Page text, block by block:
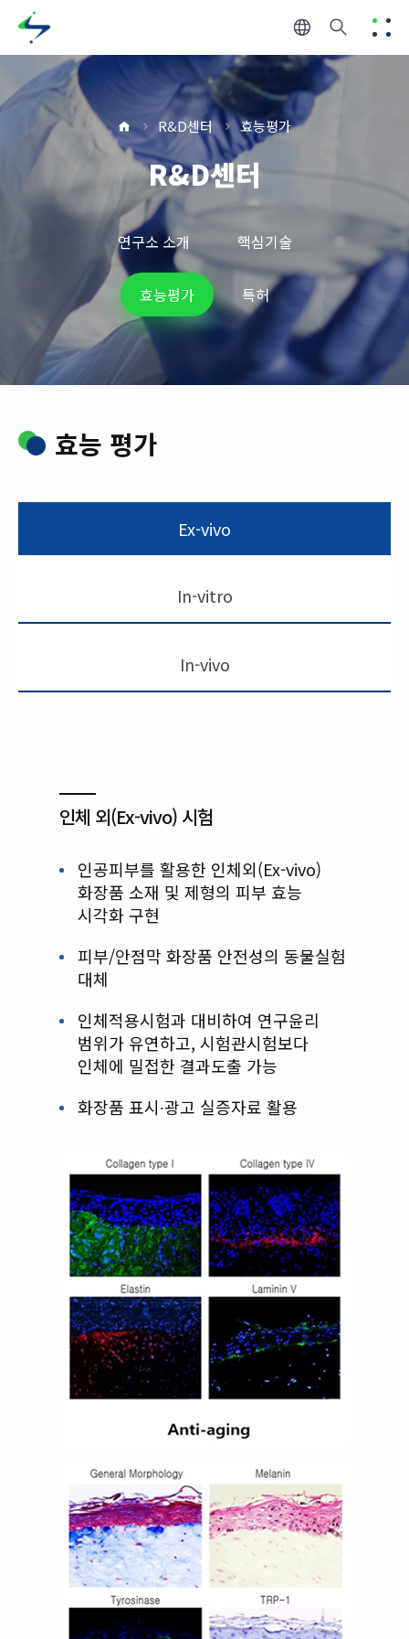
R&D센터 효능평가
R&D센터
연구소 소개 핵심기술
효능평가 특허
효능 평가
Ex-vivo
In-vitro
In-vivo
인체 외(Ex-vivo) 시험
인공피부를 활용한 인체외(Ex-vivo)
화장품 소재 및 제형의 피부 효능
시각화 구현
피부/안점막 화장품 안전성의 동물실험
대체
인체적용시험과 대비하여 연구윤리
범위가 유연하고, 시험관시험보다
인체에 밀접한 결과도출 가능
화장품 표시∙광고 실증자료 활용